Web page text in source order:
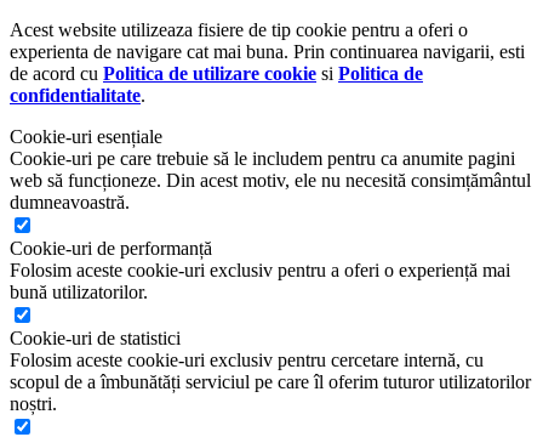
Acest website utilizeaza fisiere de tip cookie pentru a oferi o
experienta de navigare cat mai buna. Prin continuarea navigarii, esti
de acord cu Politica de utilizare cookie si Politica de
confidentialitate.
Cookie-uri esențiale
Cookie-uri pe care trebuie să le includem pentru ca anumite pagini
web să funcționeze. Din acest motiv, ele nu necesită consimțământul
dumneavoastră.
Cookie-uri de performanță
Folosim aceste cookie-uri exclusiv pentru a oferi o experiență mai
bună utilizatorilor.
Cookie-uri de statistici
Folosim aceste cookie-uri exclusiv pentru cercetare internă, cu
scopul de a îmbunătăți serviciul pe care îl oferim tuturor utilizatorilor
noștri.